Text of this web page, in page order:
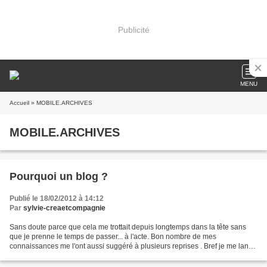
Publicité
MENU
Accueil » MOBILE.ARCHIVES
MOBILE.ARCHIVES
Pourquoi un blog ?
Publié le 18/02/2012 à 14:12
Par sylvie-creaetcompagnie
Sans doute parce que cela me trottait depuis longtemps dans la tête sans
que je prenne le temps de passer... à l'acte. Bon nombre de mes
connaissances me l'ont aussi suggéré à plusieurs reprises . Bref je me lance